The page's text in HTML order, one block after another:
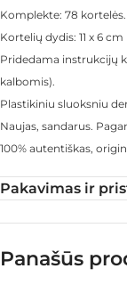
Komplekte: 78 kortelės.
Kortelių dydis: 11 x 6 cm
Pridedama instrukcijų
kalbomis).
Plastikiniu sluoksniu
Naujas, sandarus.
100% autentiškas,
Pakavimas ir
Panašūs